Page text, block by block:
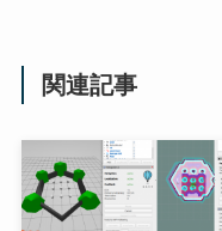
関連記事